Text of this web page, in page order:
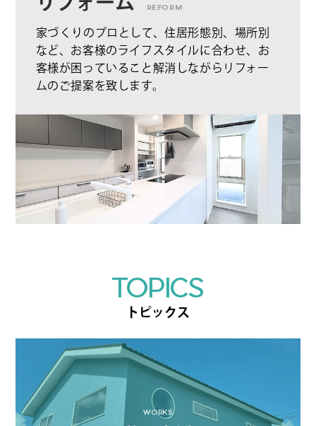
REFORM
家づくりのプロとして、住居形態別、場所別
など、お客様のライフスタイルに合わせ、お
客様が困っていること解消しながらリフォー
ムのご提案を致します。
TOPICS
トピックス
WORKS